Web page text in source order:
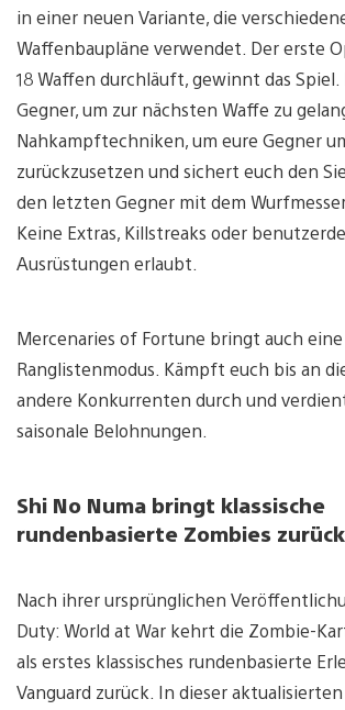
in einer neuen Variante, die
Waffenbaupläne verwendet. Der erste
18 Waffen durchläuft, gewinnt das
Gegner, um zur nächsten Waffe zu
Nahkampftechniken, um eure Gegner
zurückzusetzen und sichert euch den
den letzten Gegner mit dem
Keine Extras, Killstreaks oder
Ausrüstungen erlaubt.
Mercenaries of Fortune bringt auch eine
Ranglistenmodus. Kämpft euch bis an
andere Konkurrenten durch und
saisonale Belohnungen.
Shi No Numa bringt klassische
rundenbasierte Zombies zurück
Nach ihrer ursprünglichen
Duty: World at War kehrt die Zombie-
als erstes klassisches rundenbasierte
Vanguard zurück. In dieser